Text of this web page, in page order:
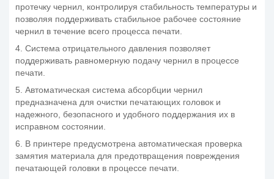
протечку чернил, контролируя стабильность температуры и
позволяя поддерживать стабильное рабочее состояние
чернил в течение всего процесса печати.
4. Система отрицательного давления позволяет
поддерживать равномерную подачу чернил в процессе
печати.
5. Автоматическая система абсорбции чернил
предназначена для очистки печатающих головок и
надежного, безопасного и удобного поддержания их в
исправном состоянии.
6. В принтере предусмотрена автоматическая проверка
замятия материала для предотвращения повреждения
печатающей головки в процессе печати.